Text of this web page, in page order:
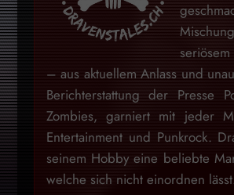
seriösem
– aus aktuellem Anlass und
Berichterstattung der Presse
Zombies, garniert mit jeder
Entertainment und Punkrock.
seinem Hobby eine beliebte
welche sich nicht einordnen